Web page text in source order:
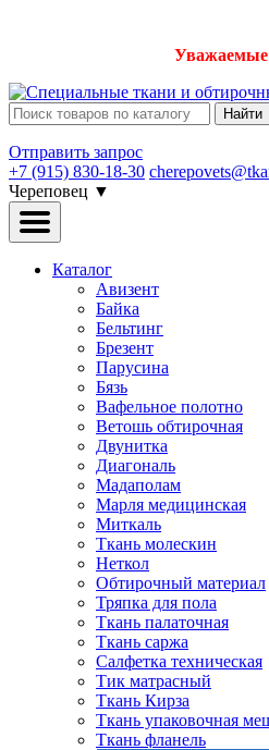
Уважаемые
Найти
Отправить запрос
+7 (915) 830-18-30
Череповец ▼
Каталог
Авизент
Байка
Бельтинг
Брезент
Парусина
Бязь
Вафельное полотно
Ветошь обтирочная
Двунитка
Диагональ
Мадаполам
Марля медицинская
Миткаль
Ткань молескин
Неткол
Обтирочный материал
Тряпка для пола
Ткань палаточная
Ткань саржа
Салфетка техническая
Тик матрасный
Ткань Кирза
Ткань упаковочная
Ткань фланель